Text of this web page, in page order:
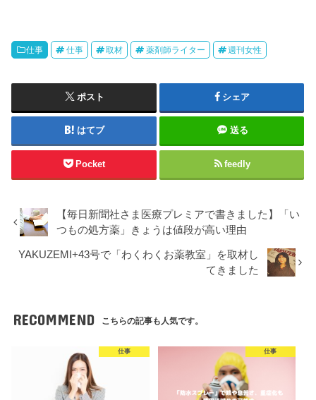
仕事 仕事 取材 薬剤師ライター 週刊女性
ポスト シェア
はてブ 送る
Pocket feedly
【毎日新聞社さま医療プレミアで書きました】「い
つもの処方薬」きょうは値段が高い理由
YAKUZEMI+43号で「わくわくお薬教室」を取材し
てきました
RECOMMEND こちらの記事も人気です。
仕事 仕事